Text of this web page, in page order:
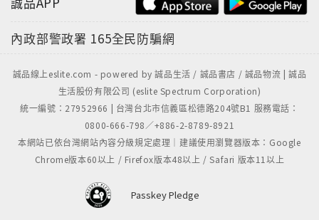
內政部警政署 165全民防騙網
誠品線上eslite.com - powered by 誠品生活 / 誠品書店 / 誠品物流 | 誠品
生活股份有限公司 (eslite Spectrum Corporation)
統一編號：27952966 | 台灣台北市信義區松德路204號B1 服務電話：
0800-666-798／+886-2-8789-8921
本網站已依台灣網站內容分級規定處理｜建議使用瀏覽器版本：Google
Chrome版本60以上 / Firefox版本48以上 / Safari 版本11以上
Passkey Pledge